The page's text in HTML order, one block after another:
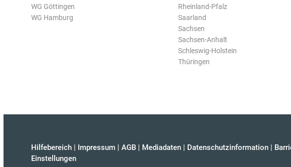
WG Göttingen
WG Hamburg
Rheinland-Pfalz
Saarland
Sachsen
Sachsen-Anhalt
Schleswig-Holstein
Thüringen
Hilfebereich | Impressum | AGB | Mediadaten | Datenschutzinformation |
Einstellungen